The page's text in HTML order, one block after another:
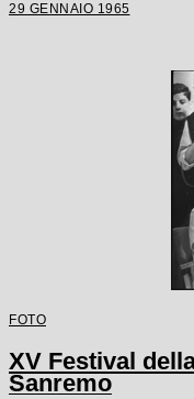
29 GENNAIO 1965
FOTO
XV Festival
Sanremo